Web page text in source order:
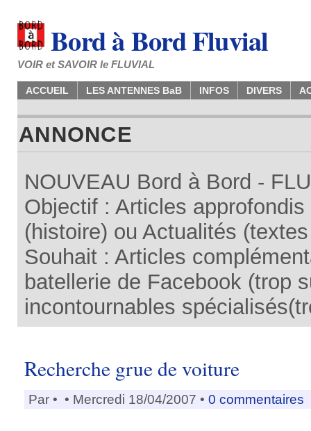
Bord à Bord Fluvial
VOIR et SAVOIR le FLUVIAL
ACCUEIL LES ANTENNES BaB INFOS DIVERS
ANNONCE
NOUVEAU Bord à Bord -
Objectif : Articles
(histoire) ou Actualités
Souhait : Articles
batellerie de Facebook (trop
incontournables
Recherche grue de voiture
Par • • Mercredi 18/04/2007 • 0 commentaires